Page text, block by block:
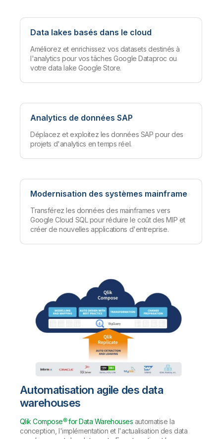
Data lakes basés dans le cloud
Améliorez et enrichissez vos datasets destinés à
l'analytics pour vos tâches Google Dataproc ou
votre data lake Google Store.
Analytics de données SAP
Déplacez et exploitez les données SAP pour des
projets d'analytics en temps réel.
Modernisation des systèmes mainframe
Transférez les données des mainframes vers
Google Cloud SQL pour réduire le coût des MIP et
créer de nouvelles applications d'entreprise.
Automatisation agile des data
warehouses
Qlik Compose® for Data Warehouses automatise la
conception, l'implémentation et l'actualisation des data